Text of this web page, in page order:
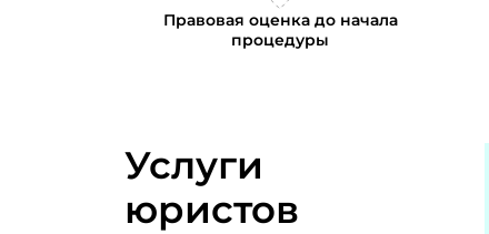
Правовая оценка до начала
процедуры
Услуги
юристов